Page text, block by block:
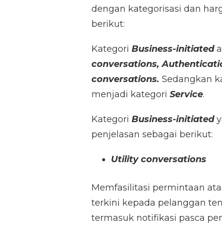
KEBIJAKAN
UNTUK
BUSINESS
2023
dengan kategorisasi dan
berikut:
Kategori Business-initiated
conversations,
conversations. Sedangkan
menjadi kategori Service.
Kategori Business-initiated
penjelasan sebagai berikut:
Utility conversations
Memfasilitasi permintaan
terkini kepada pelanggan
termasuk notifikasi pasca